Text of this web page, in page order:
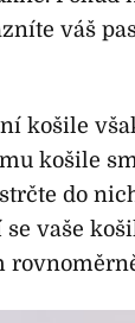
váš
košile
košile
do
vaše